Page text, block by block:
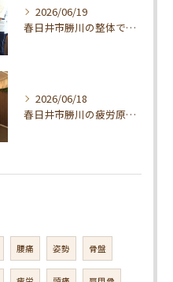
2026/06/19
春日井市勝川の整体で疲れを根本解消
2026/06/18
春日井市勝川の疲労原因と整体対策
腰痛 姿勢 骨盤